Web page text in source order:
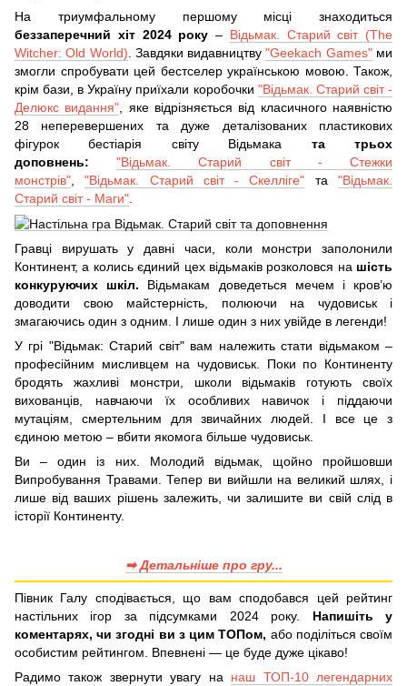
На триумфальному першому місці знаходиться
беззаперечний хіт 2024 року – Відьмак. Старий світ (The
Witcher: Old World) . Завдяки видавництву"Geekach Games"ми
змогли спробувати цей бестселер українською мовою. Також,
крім бази, в Україну приїхали коробочки "Відьмак. Старий світ -
Делюкс видання" , яке відрізняється від класичного наявністю
28 неперевершених та дуже деталізованих пластикових
фігурок бестіарія світу Відьмака та трьох
доповнень:
"Відьмак. Старий світ - Стежки
монстрів" ,"Відьмак. Старий світ - Скелліге" та"Відьмак.
Старий світ - Маги"
Гравці вирушать у давні часи, коли монстри заполонили
Континент, а колись єдиний цех відьмаків розколовся на шість
конкуруючих шкіл. Відьмакам доведеться мечем і кров’ю
доводити свою майстерність, полюючи на чудовиськ і
змагаючись один з одним. І лише один з них увійде в легенди!
У грі "Відьмак: Старий світ" вам належить стати відьмаком –
професійним мисливцем на чудовиськ. Поки по Континенту
бродять жахливі монстри, школи відьмаків готують своїх
вихованців, навчаючи їх особливих навичок і піддаючи
мутаціям, смертельним для звичайних людей. І все це з
єдиною метою – вбити якомога більше чудовиськ.
Ви – один із них. Молодий відьмак, щойно пройшовши
Випробування Травами. Тепер ви вийшли на великий шлях, і
лише від ваших рішень залежить, чи залишите ви свій слід в
історії Континенту.
➡ Детальніше про гру...
Півник Галу сподівається, що вам сподобався цей рейтинг
настільних ігор за підсумками 2024 року. Напишіть у
коментарях, чи згодні ви з цим ТОПом, або поділіться своїм
особистим рейтингом. Впевнені — це буде дуже цікаво!
Радимо також звернути увагу на наш ТОП-10 легендарних